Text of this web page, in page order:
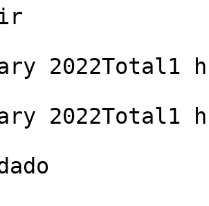
2022Total1
2022Total1